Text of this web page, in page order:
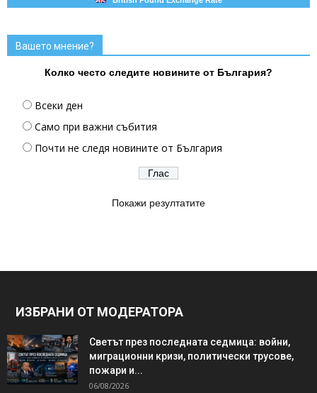
Вашето мнение?
Колко често следите новините от България?
Всеки ден
Само при важни събития
Почти не следя новините от България
Покажи резултатите
ИЗБРАНИ ОТ МОДЕРАТОРА
Светът през последната седмица: войни,
миграционни кризи, политически трусове,
пожари и...
06/08/2026